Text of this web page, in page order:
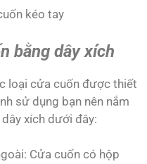
kéo tay
bằng dây xích
loại cửa cuốn được thiết
sử dụng bạn nên nắm
xích dưới đây:
Cửa cuốn có hộp